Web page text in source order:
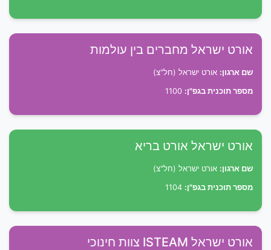
אורט ישראל מחברים בין עולמות
שם ארגון: אורט ישראל (חל"צ)
מספר תוכנית בגפ"ן:
אורט ישראל אורט בריא
שם ארגון: אורט ישראל (חל"צ)
מספר תוכנית בגפ"ן:
אורט ישראל ISTEAM צוות חינוכי